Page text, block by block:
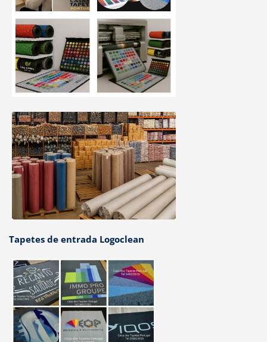
Tapetes de entrada Logoclean